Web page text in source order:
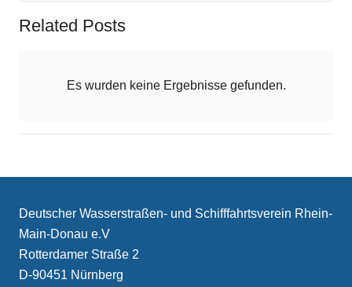
Related Posts
Es wurden keine Ergebnisse gefunden.
Deutscher Wasserstraßen- und Schifffahrtsverein Rhein-
Main-Donau e.V
Rotterdamer Straße 2
D-90451 Nürnberg